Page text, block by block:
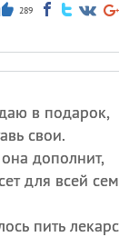
289
в подарок,
свои.
дополнит,
для всей
пить